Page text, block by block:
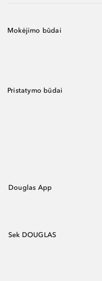
Mokėjimo būdai
Pristatymo būdai
Douglas App
Sek DOUGLAS